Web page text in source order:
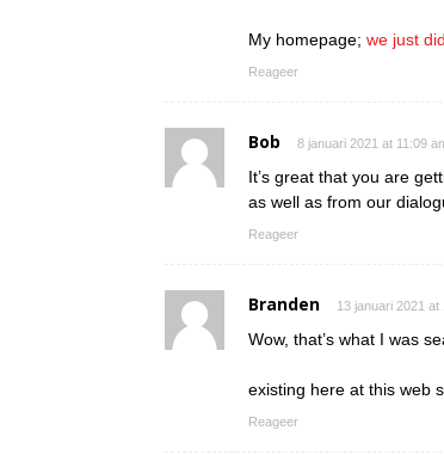
My homepage; we just
Reageer
Bob 8 januari 2021 at 11:09
It’s great that you are
as well as from our
Reageer
Branden 13 januari 2021 at
Wow, that’s what I was
existing here at this web
Reageer